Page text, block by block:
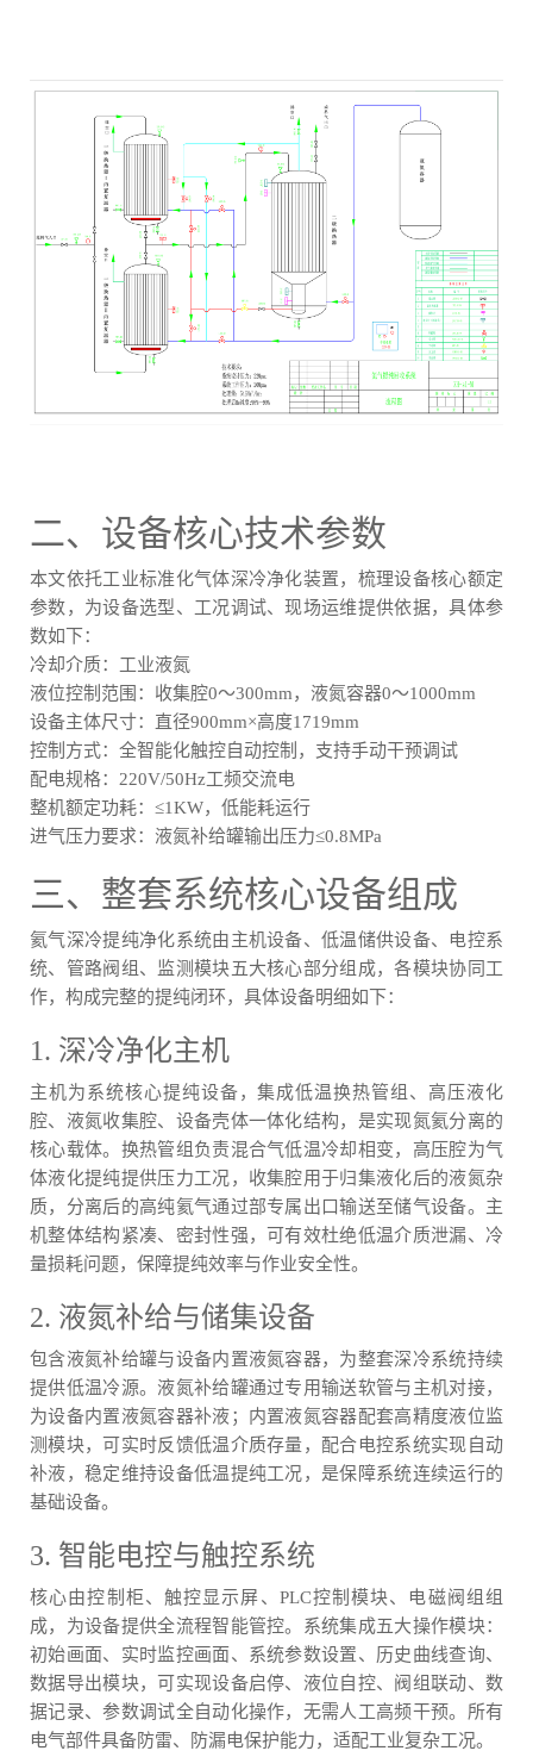
二、设备核心技术参数
本文依托工业标准化气体深冷净化装置，梳理设备核心额定
参数，为设备选型、工况调试、现场运维提供依据，具体参
数如下：
冷却介质：工业液氮
液位控制范围：收集腔0～300mm，液氮容器0～1000mm
设备主体尺寸：直径900mm×高度1719mm
控制方式：全智能化触控自动控制，支持手动干预调试
配电规格：220V/50Hz工频交流电
整机额定功耗：≤1KW，低能耗运行
进气压力要求：液氮补给罐输出压力≤0.8MPa
三、整套系统核心设备组成
氦气深冷提纯净化系统由主机设备、低温储供设备、电控系
统、管路阀组、监测模块五大核心部分组成，各模块协同工
作，构成完整的提纯闭环，具体设备明细如下：
1. 深冷净化主机
主机为系统核心提纯设备，集成低温换热管组、高压液化
腔、液氮收集腔、设备壳体一体化结构，是实现氮氦分离的
核心载体。换热管组负责混合气低温冷却相变，高压腔为气
体液化提纯提供压力工况，收集腔用于归集液化后的液氮杂
质，分离后的高纯氦气通过部专属出口输送至储气设备。主
机整体结构紧凑、密封性强，可有效杜绝低温介质泄漏、冷
量损耗问题，保障提纯效率与作业安全性。
2. 液氮补给与储集设备
包含液氮补给罐与设备内置液氮容器，为整套深冷系统持续
提供低温冷源。液氮补给罐通过专用输送软管与主机对接，
为设备内置液氮容器补液；内置液氮容器配套高精度液位监
测模块，可实时反馈低温介质存量，配合电控系统实现自动
补液，稳定维持设备低温提纯工况，是保障系统连续运行的
基础设备。
3. 智能电控与触控系统
核心由控制柜、触控显示屏、PLC控制模块、电磁阀组组
成，为设备提供全流程智能管控。系统集成五大操作模块：
初始画面、实时监控画面、系统参数设置、历史曲线查询、
数据导出模块，可实现设备启停、液位自控、阀组联动、数
据记录、参数调试全自动化操作，无需人工高频干预。所有
电气部件具备防雷、防漏电保护能力，适配工业复杂工况。